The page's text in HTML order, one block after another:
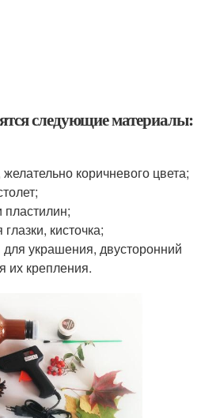
следующие материалы:
коричневого цвета;
кисточка;
украшения, двусторонний
их крепления.